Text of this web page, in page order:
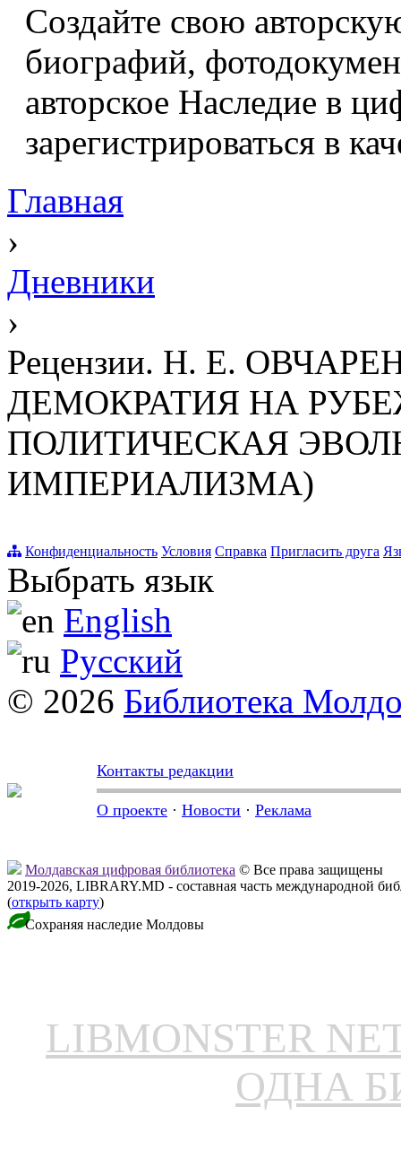
Создайте свою
биографий,
авторское Наследие в
зарегистрироваться в
Главная
›
Дневники
›
Рецензии. Н. Е.
ДЕМОКРАТИЯ НА
ПОЛИТИЧЕСКАЯ
ИМПЕРИАЛИЗМА)
Конфиденциальность Условия Справка Пригласить друга
Выбрать язык
English
Русский
© 2026 Библиотека
Контакты редакции
О проекте · Новости · Реклама
Молдавская цифровая библиотека © Все права защищены
2019-2026, LIBRARY.MD - составная часть международной
(открыть карту)
Сохраняя наследие Молдовы
LIBMONSTER
ОДНА